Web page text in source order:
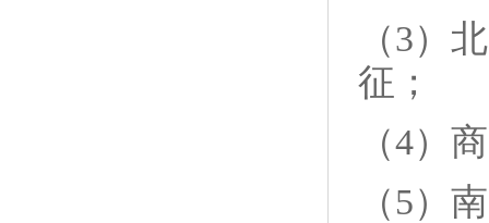
（3）
征；
（4）
（5）